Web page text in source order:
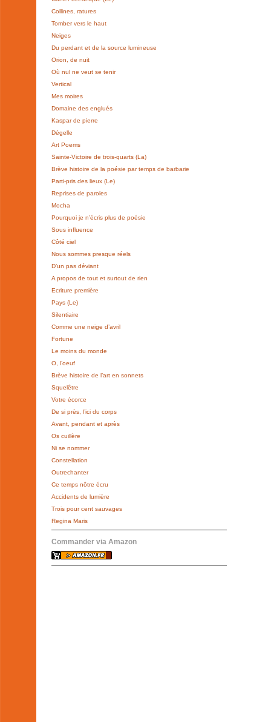
Collines, ratures
Tomber vers le haut
Neiges
Du perdant et de la source lumineuse
Orion, de nuit
Où nul ne veut se tenir
Vertical
Mes moires
Domaine des englués
Kaspar de pierre
Dégelle
Art Poems
Sainte-Victoire de trois-quarts (La)
Brève histoire de la poésie par temps de barbarie
Parti-pris des lieux (Le)
Reprises de paroles
Mocha
Pourquoi je n’écris plus de poésie
Sous influence
Côté ciel
Nous sommes presque réels
D’un pas déviant
A propos de tout et surtout de rien
Ecriture première
Pays (Le)
Silentiaire
Comme une neige d’avril
Fortune
Le moins du monde
O, l’oeuf
Brève histoire de l’art en sonnets
Squelêtre
Votre écorce
De si près, l’ici du corps
Avant, pendant et après
Os cuillère
Ni se nommer
Constellation
Outrechanter
Ce temps nôtre écru
Accidents de lumière
Trois pour cent sauvages
Regina Maris
Commander via Amazon